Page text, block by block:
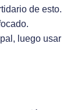
de esto.
luego usar